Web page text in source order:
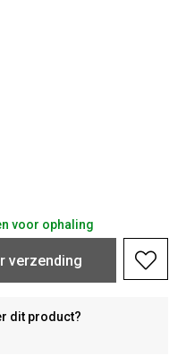
voor ophaling
verzending
dit product?